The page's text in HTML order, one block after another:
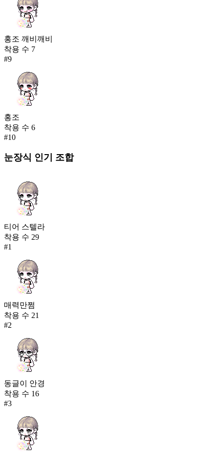
홍조 깨비깨비
착용 수 7
#9
홍조
착용 수 6
#10
눈장식 인기 조합
티어 스텔라
착용 수 29
#1
매력만쩜
착용 수 21
#2
동글이 안경
착용 수 16
#3